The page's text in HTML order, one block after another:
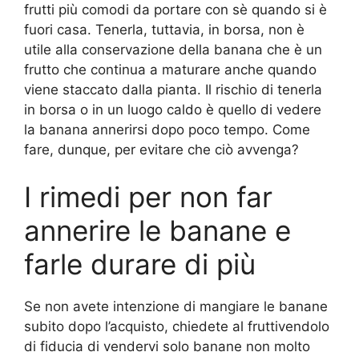
frutti più comodi da portare con sè quando si è
fuori casa. Tenerla, tuttavia, in borsa, non è
utile alla conservazione della banana che è un
frutto che continua a maturare anche quando
viene staccato dalla pianta. Il rischio di tenerla
in borsa o in un luogo caldo è quello di vedere
la banana annerirsi dopo poco tempo. Come
fare, dunque, per evitare che ciò avvenga?
I rimedi per non far
annerire le banane e
farle durare di più
Se non avete intenzione di mangiare le banane
subito dopo l’acquisto, chiedete al fruttivendolo
di fiducia di vendervi solo banane non molto